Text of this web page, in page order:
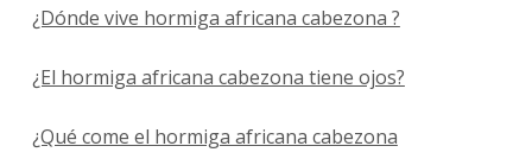
¿Dónde vive hormiga africana cabezona ?
¿El hormiga africana cabezona tiene ojos?
¿Qué come el hormiga africana cabezona